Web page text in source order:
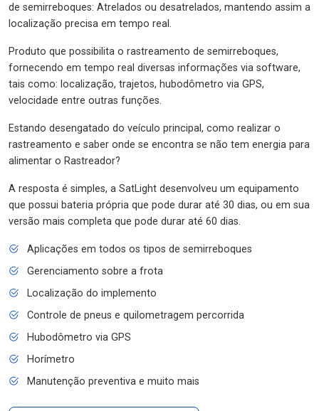
de semirreboques: Atrelados ou desatrelados, mantendo assim a
localização precisa em tempo real.
Produto que possibilita o rastreamento de semirreboques,
fornecendo em tempo real diversas informações via software,
tais como: localização, trajetos, hubodômetro via GPS,
velocidade entre outras funções.
Estando desengatado do veículo principal, como realizar o
rastreamento e saber onde se encontra se não tem energia para
alimentar o Rastreador?
A resposta é simples, a SatLight desenvolveu um equipamento
que possui bateria própria que pode durar até 30 dias, ou em sua
versão mais completa que pode durar até 60 dias.
Aplicações em todos os tipos de semirreboques
Gerenciamento sobre a frota
Localização do implemento
Controle de pneus e quilometragem percorrida
Hubodômetro via GPS
Horímetro
Manutenção preventiva e muito mais